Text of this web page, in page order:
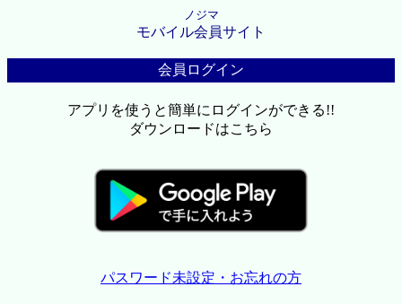
ノジマ
モバイル会員サイト
会員ログイン
アプリを使うと簡単にログインができる!!
ダウンロードはこちら
パスワード未設定・お忘れの方